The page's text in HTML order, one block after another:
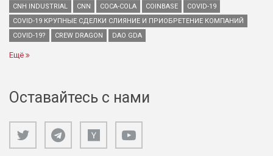
CNH INDUSTRIAL
CNN COCA-COLA COINBASE
COVID-19
COVID-19 КРУПНЫЕ СДЕЛКИ СЛИЯНИЕ И ПРИОБРЕТЕНИЕ КОМПАНИЙ
COVID-19?
CREW DRAGON DAO GDA
Ещё
Оставайтесь с нами